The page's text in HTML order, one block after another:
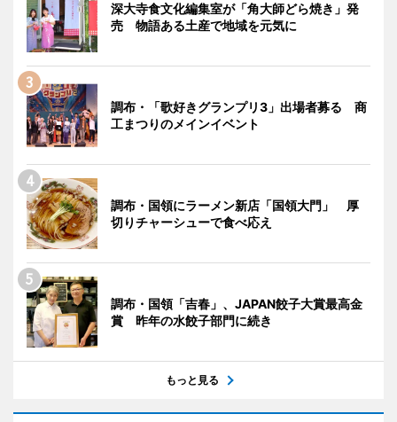
深大寺食文化編集室が「角大師どら焼き」発
売 物語ある土産で地域を元気に
調布・「歌好きグランプリ3」出場者募る 商
工まつりのメインイベント
調布・国領にラーメン新店「国領大門」 厚
切りチャーシューで食べ応え
調布・国領「吉春」、JAPAN餃子大賞最高金
賞 昨年の水餃子部門に続き
もっと見る